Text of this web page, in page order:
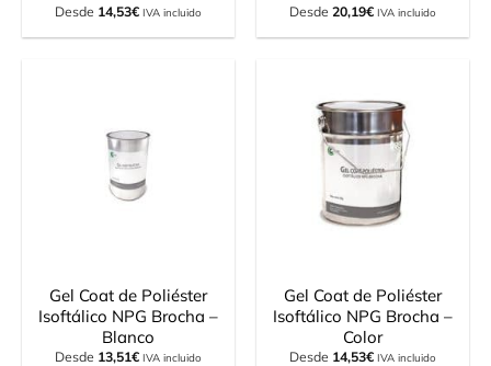
Desde 14,53€ IVA incluido Desde 20,19€ IVA incluido
Gel Coat de Poliéster
Isoftálico NPG Brocha –
Blanco
Desde 13,51€ IVA incluido
Gel Coat de Poliéster
Isoftálico NPG Brocha –
Color
Desde 14,53€ IVA incluido